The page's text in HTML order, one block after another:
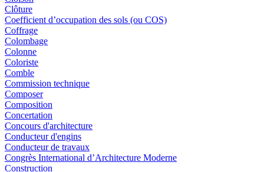
Clôture
Coefficient d’occupation des sols (ou COS)
Coffrage
Colombage
Colonne
Coloriste
Comble
Commission technique
Composer
Composition
Concertation
Concours d'architecture
Conducteur d'engins
Conducteur de travaux
Congrès International d’Architecture Moderne
Construction